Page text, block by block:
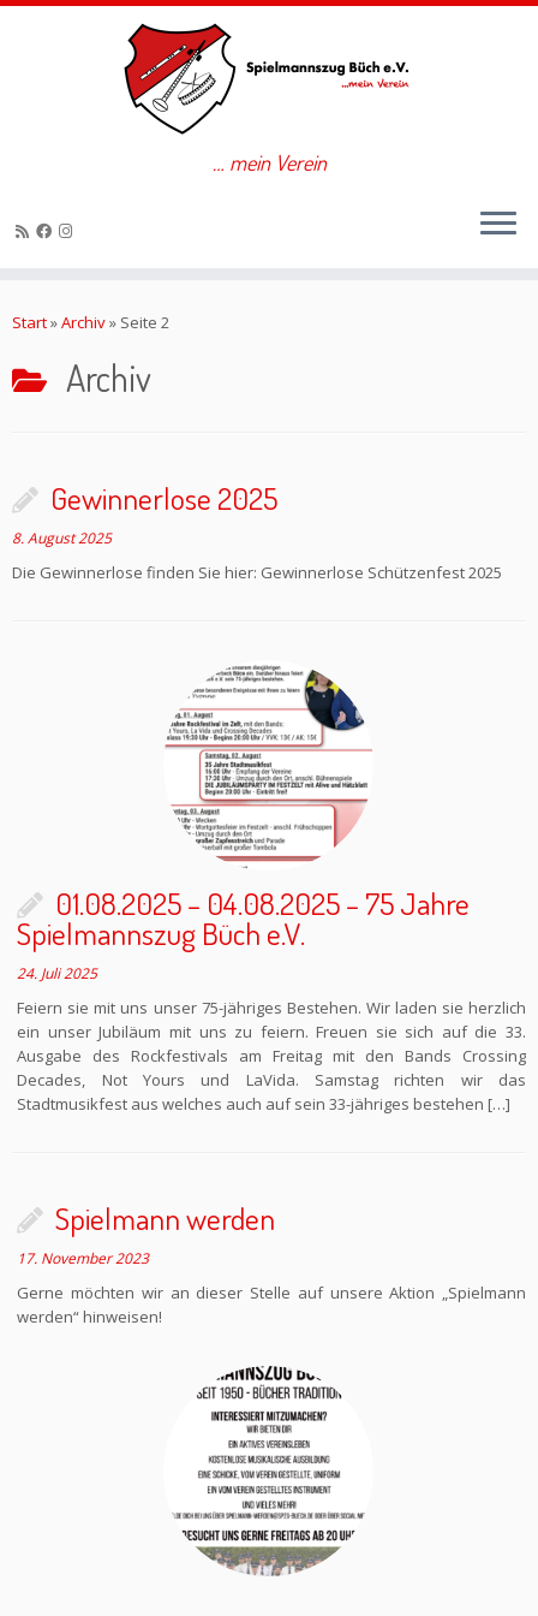
Inhalt
… mein Verein
Start»Archiv» Seite 2
Archiv
Gewinnerlose 2025
8. August 2025
Die Gewinnerlose finden Sie hier: Gewinnerlose Schützenfest 2025
01.08.2025 – 04.08.2025 – 75 Jahre
Spielmannszug Büch e.V.
24. Juli 2025
Feiern sie mit uns unser 75-jähriges Bestehen. Wir laden sie herzlich
ein unser Jubiläum mit uns zu feiern. Freuen sie sich auf die 33.
Ausgabe des Rockfestivals am Freitag mit den Bands Crossing
Decades, Not Yours und LaVida. Samstag richten wir das
Stadtmusikfest aus welches auch auf sein 33-jähriges bestehen […]
Spielmann werden
17. November 2023
Gerne möchten wir an dieser Stelle auf unsere Aktion „Spielmann
werden“ hinweisen!